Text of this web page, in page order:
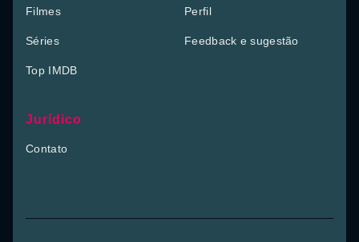
Filmes
Séries
Top IMDB
Perfil
Feedback e sugestão
Jurídico
Contato